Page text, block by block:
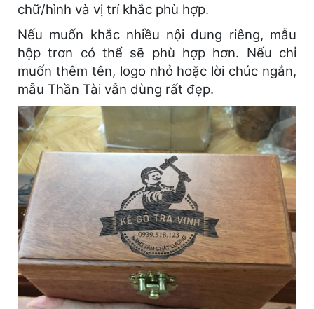
chữ/hình và vị trí khắc phù hợp.
Nếu muốn khắc nhiều nội dung riêng, mẫu
hộp trơn có thể sẽ phù hợp hơn. Nếu chỉ
muốn thêm tên, logo nhỏ hoặc lời chúc ngắn,
mẫu Thần Tài vẫn dùng rất đẹp.